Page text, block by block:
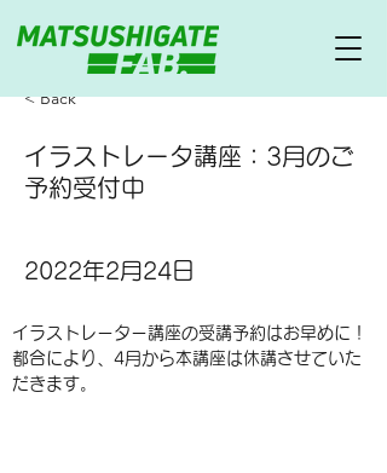
< Back
イラストレータ講座：3月のご
予約受付中
2022年2月24日
イラストレーター講座の受講予約はお早めに！
都合により、4月から本講座は休講させていた
だきます。